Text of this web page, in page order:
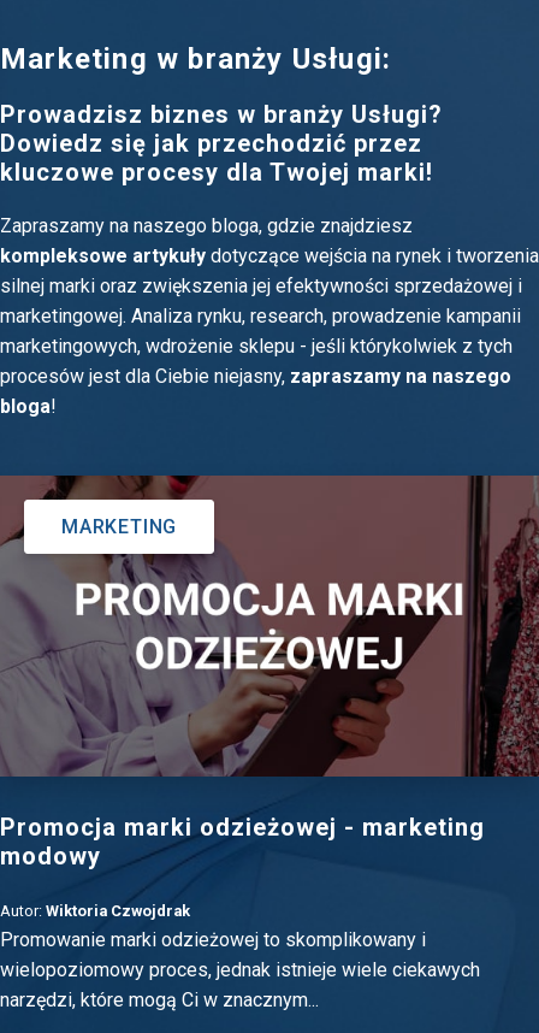
Marketing w branży Usługi:
Prowadzisz biznes w branży Usługi?
Dowiedz się jak przechodzić przez
kluczowe procesy dla Twojej marki!
Zapraszamy na naszego bloga, gdzie znajdziesz
kompleksowe artykuły dotyczące wejścia na rynek i tworzenia
silnej marki oraz zwiększenia jej efektywności sprzedażowej i
marketingowej. Analiza rynku, research, prowadzenie kampanii
marketingowych, wdrożenie sklepu - jeśli którykolwiek z tych
procesów jest dla Ciebie niejasny, zapraszamy na naszego
bloga!
MARKETING
Promocja marki odzieżowej - marketing
modowy
Autor: Wiktoria Czwojdrak
Promowanie marki odzieżowej to skomplikowany i
wielopoziomowy proces, jednak istnieje wiele ciekawych
narzędzi, które mogą Ci w znacznym...